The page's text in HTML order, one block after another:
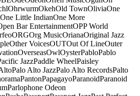
OhrwurmOkehOld TownOliviaOne
One Little IndianOne More
Bar EntertainmentOPP World
ORGOrg MusicOrianaOriginal Jazz
Other VoicesOUTOut Of LineOuter
OverseasOwlOysterPabloPablo
JazzPaddle WheelPaisley
Palo Alto JazzPalo Alto RecordsPalto
PantonPapagayoParanoidParanoid
Parlophone Odeon